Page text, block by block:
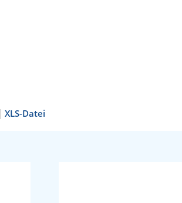
XLS-Datei